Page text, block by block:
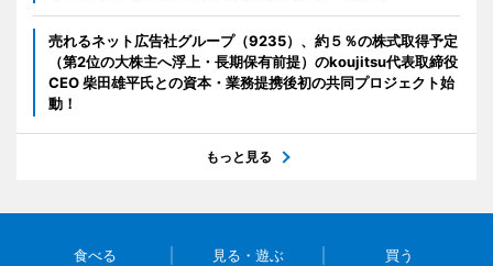
売れるネット広告社グループ（9235）、約５％の株式取得予定
（第2位の大株主へ浮上・長期保有前提）のkoujitsu代表取締役
CEO 柴田雄平氏との資本・業務提携後初の共同プロジェクト始
動！
もっと見る
食べる 見る・遊ぶ 買う